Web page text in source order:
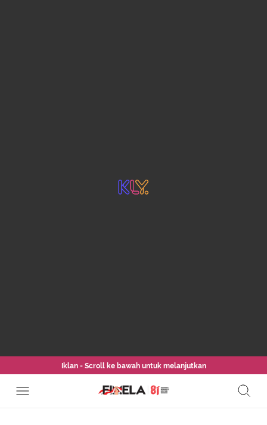
Iklan - Scroll ke bawah untuk melanjutkan